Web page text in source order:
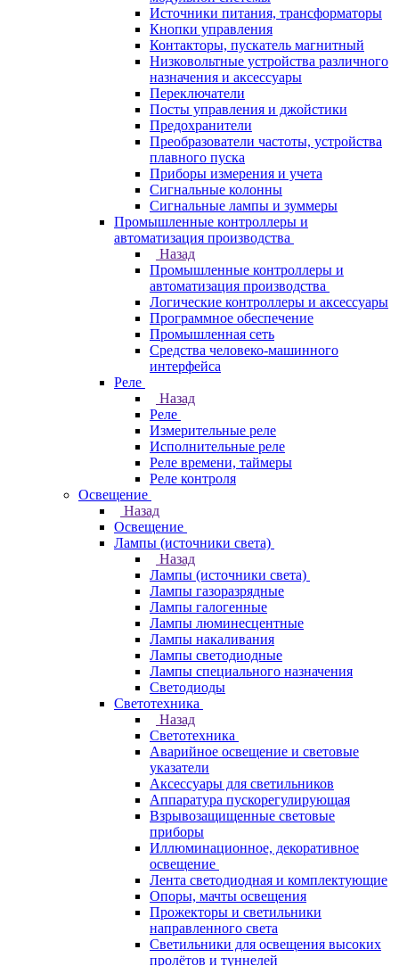
Источники питания, трансформаторы
Кнопки управления
Контакторы, пускатель магнитный
Низковольтные устройства различного
назначения и аксессуары
Переключатели
Посты управления и джойстики
Предохранители
Преобразователи частоты, устройства
плавного пуска
Приборы измерения и учета
Сигнальные колонны
Сигнальные лампы и зуммеры
Промышленные контроллеры и
автоматизация производства
Назад
Промышленные контроллеры и
автоматизация производства
Логические контроллеры и аксессуары
Программное обеспечение
Промышленная сеть
Средства человеко-машинного
интерфейса
Реле
Назад
Реле
Измерительные реле
Исполнительные реле
Реле времени, таймеры
Реле контроля
Освещение
Назад
Освещение
Лампы (источники света)
Назад
Лампы (источники света)
Лампы газоразрядные
Лампы галогенные
Лампы люминесцентные
Лампы накаливания
Лампы светодиодные
Лампы специального назначения
Светодиоды
Светотехника
Назад
Светотехника
Аварийное освещение и световые
указатели
Аксессуары для светильников
Аппаратура пускорегулирующая
Взрывозащищенные световые
приборы
Иллюминационное, декоративное
освещение
Лента светодиодная и комплектующие
Опоры, мачты освещения
Прожекторы и светильники
направленного света
Светильники для освещения высоких
пролётов и туннелей